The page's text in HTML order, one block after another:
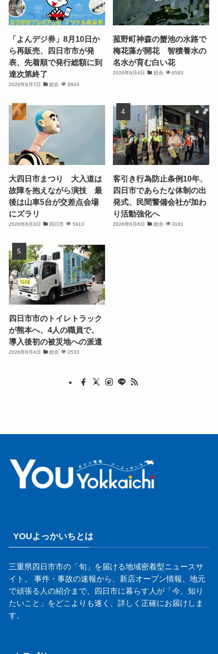
「よんデジ券」8月10日か
ら再販売、四日市市が発
表、先着順で発行総額に到
達次第終了
2026年8月7日 総合 9943
菰野町神森の蟹池の水路で
梅花藻が開花 智積養水の
名水が育む白い花
2026年8月4日 総合 6583
大四日市まつり 大入道は
故障を抱えながら演技 最
後は山車5台が交差点会場
にズラリ
2026年8月3日 四日市 5913
客引き行為防止条例10年、
四日市であらたな体制の出
発式、民間警備会社が加わ
り活動強化へ
2026年8月6日 総合 3181
四日市市のトイレトラック
が熊本へ、4人の職員で、
導入後初の被災地への派遣
2026年8月4日 総合 2533
YOUよっかいちとは
三重県四日市市の「旬」を届ける地域密着型ニュースサ
イト。 事件・事故の速報から、新店オープン情報、地元
で頑張る人の紹介まで、四日市に暮らす人が「今、知り
たいこと」をどこよりも速く、詳しく正確にお届けしま
す。